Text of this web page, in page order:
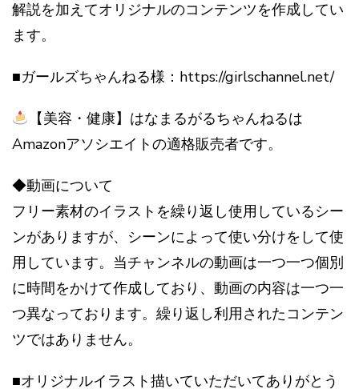
解説を加えてオリジナルのコンテンツを作成してい
ます。
■ガールズちゃんねる様：https://girlschannel.net/
【美容・健康】はなまるがるちゃんねるは
Amazonアソシエイトの適格販売者です。
◆動画について
フリー素材のイラストを繰り返し使用しているシー
ンがありますが、シーンによって使い分けをして使
用しています。当チャンネルの動画は一つ一つ個別
に時間をかけて作成しており、動画の内容は一つ一
つ異なっております。繰り返し利用されたコンテン
ツではありません。
■オリジナルイラスト描いていただいてありがとう